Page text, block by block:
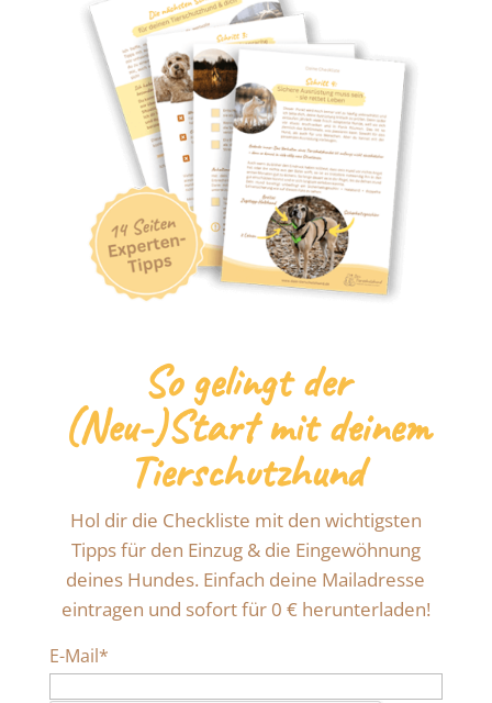
So gelingt der
(Neu-)Start mit deinem
Tierschutzhund
Hol dir die Checkliste mit den wichtigsten
Tipps für den Einzug & die Eingewöhnung
deines Hundes. Einfach deine Mailadresse
eintragen und sofort für 0 € herunterladen!
E-Mail*